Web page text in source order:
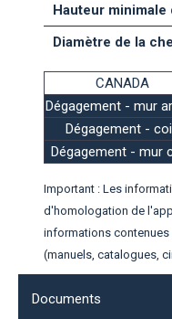
Hauteur
Diamètre de la
CANADA
Dégagement - mur
Dégagement -
Dégagement - mur
Important : Les
d'homologation de
informations
(manuels, catalogues,
Documents